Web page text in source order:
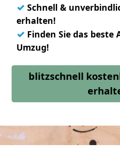
✓ Schnell &
erhalten!
✓ Finden Sie das
Umzug!
blitzschnell